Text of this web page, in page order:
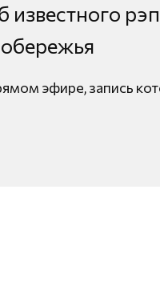
известного
эфире, запись